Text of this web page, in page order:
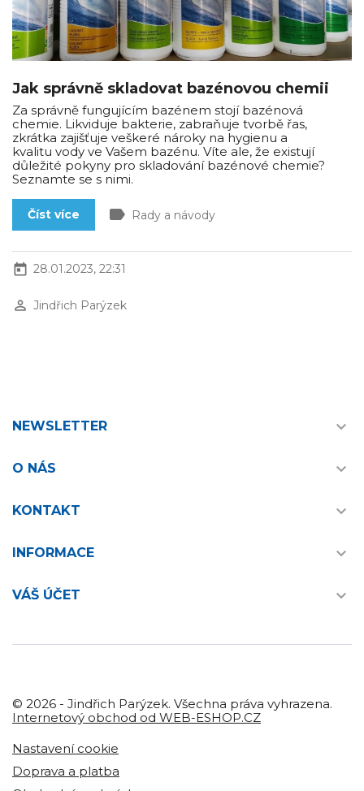
Jak správně skladovat bazénovou chemii
Za správně fungujícím bazénem stojí bazénová
chemie. Likviduje bakterie, zabraňuje tvorbě řas,
zkrátka zajišťuje veškeré nároky na hygienu a
kvalitu vody ve Vašem bazénu. Víte ale, že existují
důležité pokyny pro skladování bazénové chemie?
Seznamte se s nimi.
Číst více label Rady a návody
today 28.01.2023, 22:31
perm_identity Jindřich Parýzek
NEWSLETTER 
O NÁS 
KONTAKT 
INFORMACE 
VÁŠ ÚČET 
© 2026 - Jindřich Parýzek. Všechna práva vyhrazena.
Internetový obchod od WEB-ESHOP.CZ
Nastavení cookie
Doprava a platba